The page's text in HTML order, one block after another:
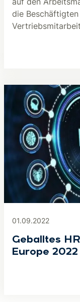
die
01.09.2022
Geballtes
Europe 2022